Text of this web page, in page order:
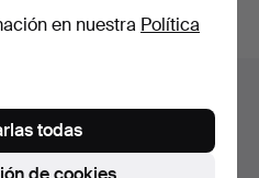
de subastas concluidas.
en nuestra Política
todas